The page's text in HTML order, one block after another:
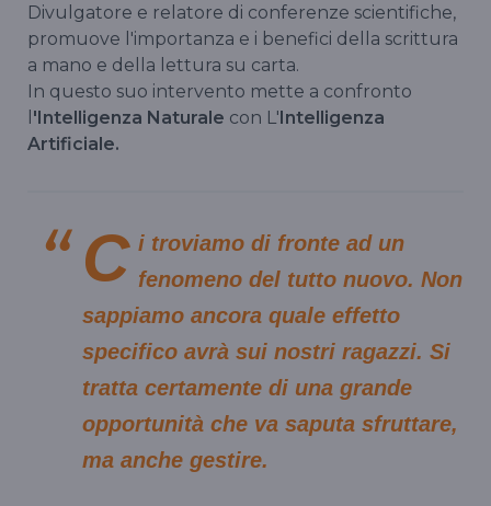
Divulgatore e relatore di conferenze scientifiche,
promuove l'importanza e i benefici della scrittura
a mano e della lettura su carta.
In questo suo intervento mette a confronto
'Intelligenza Naturale con L'Intelligenza
Artificiale.
C i troviamo di fronte ad un
fenomeno del tutto nuovo. Non
sappiamo ancora quale effetto
specifico avrà sui nostri ragazzi. Si
tratta certamente di una grande
opportunità che va saputa sfruttare,
ma anche gestire.